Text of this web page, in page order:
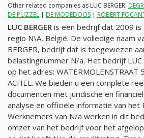
Other related companies as LUC BERGER:
DE PUZZEL | DE MODEDOOS | ROBERT
LUC BERGER is een bedrijf dat 2009
regio N\A, België. De volledige naam
BERGER, bedrijf dat is toegewezen
belastingnummer N/a. Het bedrijf LUC
op het adres: WATERMOLENSTRAAT
ACHEL. We bieden u een complete
documenten met juridische en
analyse en officiële informatie van het
Werknemers van N/a werken in dit
omzet van het bedrijf voor het